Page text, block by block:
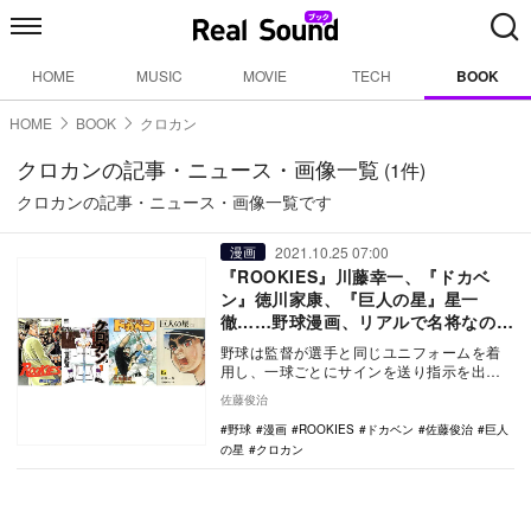
HOME MUSIC MOVIE TECH BOOK
HOME BOOK クロカン
クロカンの記事・ニュース・画像一覧 (1件)
クロカンの記事・ニュース・画像一覧です
漫画 2021.10.25 07:00
『ROOKIES』川藤幸一、『ドカベ
ン』徳川家康、『巨人の星』星一
徹……野球漫画、リアルで名将なの
は？
野球は監督が選手と同じユニフォームを着
用し、一球ごとにサインを送り指示を出す
という特殊なスポーツである。 そのた
め、監督の技…
佐藤俊治
野球
漫画 ROOKIES ドカベン 佐藤俊治
巨人
の星
クロカン